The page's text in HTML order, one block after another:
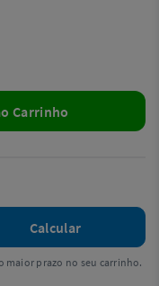
Carrinho
Calcular
maior prazo no seu carrinho.